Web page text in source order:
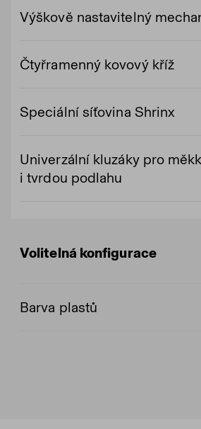
Výškově nastavitelný
Čtyřramenný kovový kříž
Speciální síťovina Shrinx
Univerzální kluzáky pro
i tvrdou podlahu
Volitelná konfigurace
Barva plastů